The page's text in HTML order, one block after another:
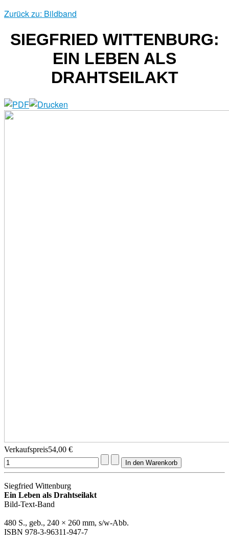
Zurück zu: Bildband
SIEGFRIED WITTENBURG:
EIN LEBEN ALS
DRAHTSEILAKT
Verkaufspreis54,00 €
Siegfried Wittenburg
Ein Leben als Drahtseilakt
Bild-Text-Band
480 S., geb., 240 × 260 mm, s/w-Abb.
ISBN 978-3-96311-947-7